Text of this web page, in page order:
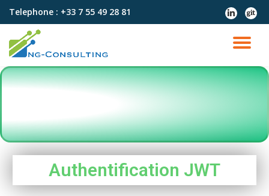
contenu
Telephone : +33 7 55 49 28 81
Authentification JWT